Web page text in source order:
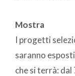
Mostra
I progetti
saranno
che si terrà: dal